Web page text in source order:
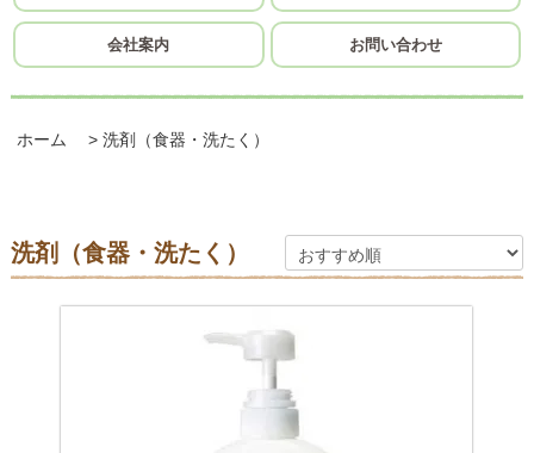
会社案内 お問い合わせ
ホーム > 洗剤（食器・洗たく）
洗剤（食器・洗たく）